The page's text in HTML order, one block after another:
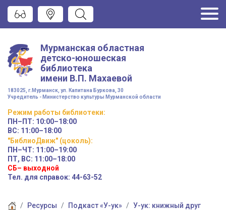
Мурманская областная
детско-юношеская
библиотека
имени В.П. Махаевой
183025, г.Мурманск, ул. Капитана Буркова, 30
Учредитель - Министерство культуры Мурманской области
Режим работы библиотеки:
ПН–ПТ: 10:00–18:00
ВС: 11:00–18:00
"БиблиоДвиж" (цоколь):
ПН–ЧТ: 11:00–19:00
ПТ, ВС: 11:00–18:00
СБ– выходной
Тел. для справок: 44-63-52
Ресурсы Подкаст «У-ук» У-ук: книжный друг